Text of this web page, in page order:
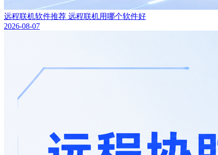
远程联机软件推荐 远程联机用哪个软件好
2026-08-07